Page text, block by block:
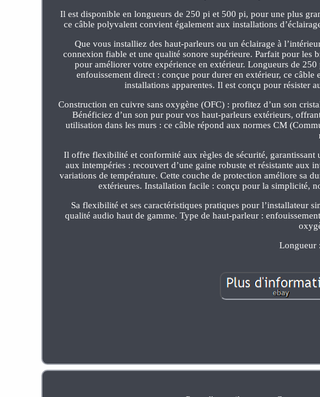
Il est disponible en longueurs de 250 pi et 500 pi, pour une plus
ce câble polyvalent convient également aux installations
Que vous installiez des haut-parleurs ou un éclairage à
connexion fiable et une qualité sonore supérieure. Parfait pour les
pour améliorer votre expérience en extérieur. Longueurs de
enfouissement direct : conçue pour durer en extérieur, ce
installations apparentes. Il est conçu pour résister
Construction en cuivre sans oxygène (OFC) : profitez d’un son
Bénéficiez d’un son pur pour vos haut-parleurs extérieurs,
utilisation dans les murs : ce câble répond aux normes CM
Il offre flexibilité et conformité aux règles de sécurité, garantissant
aux intempéries : recouvert d’une gaine robuste et résistante aux
variations de température. Cette couche de protection améliore sa
extérieures. Installation facile : conçu pour la simplicité,
Sa flexibilité et ses caractéristiques pratiques pour l’installateur
qualité audio haut de gamme. Type de haut-parleur :
Longueur